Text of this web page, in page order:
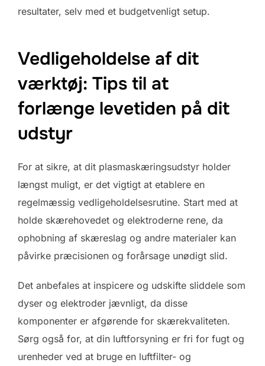
resultater, selv med et budgetvenligt setup.
Vedligeholdelse af dit
værktøj: Tips til at
forlænge levetiden på dit
udstyr
For at sikre, at dit plasmaskæringsudstyr holder
længst muligt, er det vigtigt at etablere en
regelmæssig vedligeholdelsesrutine. Start med at
holde skærehovedet og elektroderne rene, da
ophobning af skæreslag og andre materialer kan
påvirke præcisionen og forårsage unødigt slid.
Det anbefales at inspicere og udskifte sliddele som
dyser og elektroder jævnligt, da disse
komponenter er afgørende for skærekvaliteten.
Sørg også for, at din luftforsyning er fri for fugt og
urenheder ved at bruge en luftfilter- og